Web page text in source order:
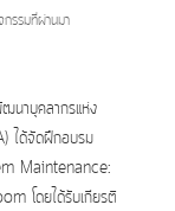
กรรมที่ผ่านมา
าบุคลากรแห่ง
ได้จัดฝึกอบรม
Maintenance:
โดยได้รับเกียรติ